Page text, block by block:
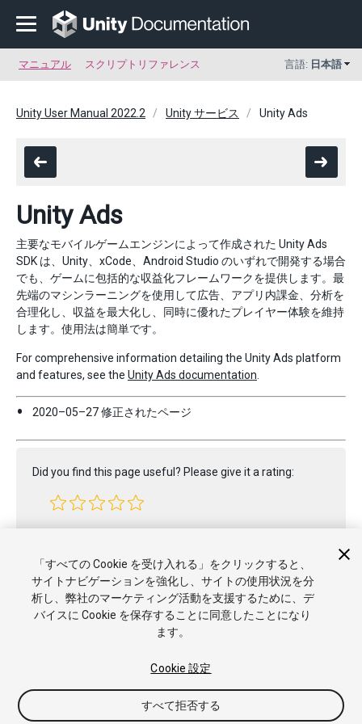
マニュアル スクリプトリファレンス 言語: 日本語
Unity User Manual 2022.2 Unity サービス Unity Ads
Unity Ads
主要なモバイルゲームエンジンによって作成された Unity Ads
SDK は、Unity、xCode、Android Studio のいずれで開発する場合
でも、ゲームに包括的な収益化フレームワークを提供します。最
先端のマシンラーニングを使用して広告、アプリ内課金、分析を
合理化し、収益を最大化し、同時に優れたプレイヤー体験を維持
します。使用法は簡単です。
For comprehensive information detailing the Unity Ads platform
and features, see the Unity Ads documentation
2020–05–27 修正されたページ
Did you find this page useful? Please give it a rating:
Copyright © 2023 Unity Technologies. Publication 2022.2
チュートリアル
ナレッジベース
「すべての Cookie を受け入れる」をクリックすると、
サイトナビゲーションを強化し、サイトの使用状況を分
析し、弊社のマーケティング活動を支援するために、デ
バイスに Cookie を保存することに同意したことになり
ます。
Cookie 設定
すべて拒否する